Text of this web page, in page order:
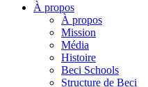
À propos
À propos
Mission
Média
Histoire
Beci Schools
Structure de Beci